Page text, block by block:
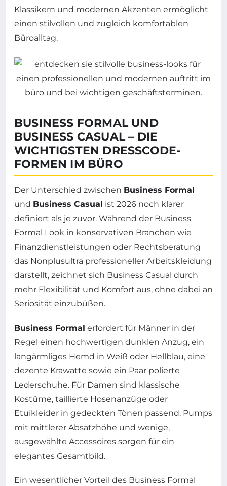
Klassikern und modernen Akzenten ermöglicht
einen stilvollen und zugleich komfortablen
Büroalltag.
BUSINESS FORMAL UND
BUSINESS CASUAL – DIE
WICHTIGSTEN DRESSCODE-
FORMEN IM BÜRO
Der Unterschied zwischen Business Formal
und Business Casual ist 2026 noch klarer
definiert als je zuvor. Während der Business
Formal Look in konservativen Branchen wie
Finanzdienstleistungen oder Rechtsberatung
das Nonplusultra professioneller Arbeitskleidung
darstellt, zeichnet sich Business Casual durch
mehr Flexibilität und Komfort aus, ohne dabei an
Seriosität einzubüßen.
Business Formal erfordert für Männer in der
Regel einen hochwertigen dunklen Anzug, ein
langärmliges Hemd in Weiß oder Hellblau, eine
dezente Krawatte sowie ein Paar polierte
Lederschuhe. Für Damen sind klassische
Kostüme, taillierte Hosenanzüge oder
Etuikleider in gedeckten Tönen passend. Pumps
mit mittlerer Absatzhöhe und wenige,
ausgewählte Accessoires sorgen für ein
elegantes Gesamtbild.
Ein wesentlicher Vorteil des Business Formal